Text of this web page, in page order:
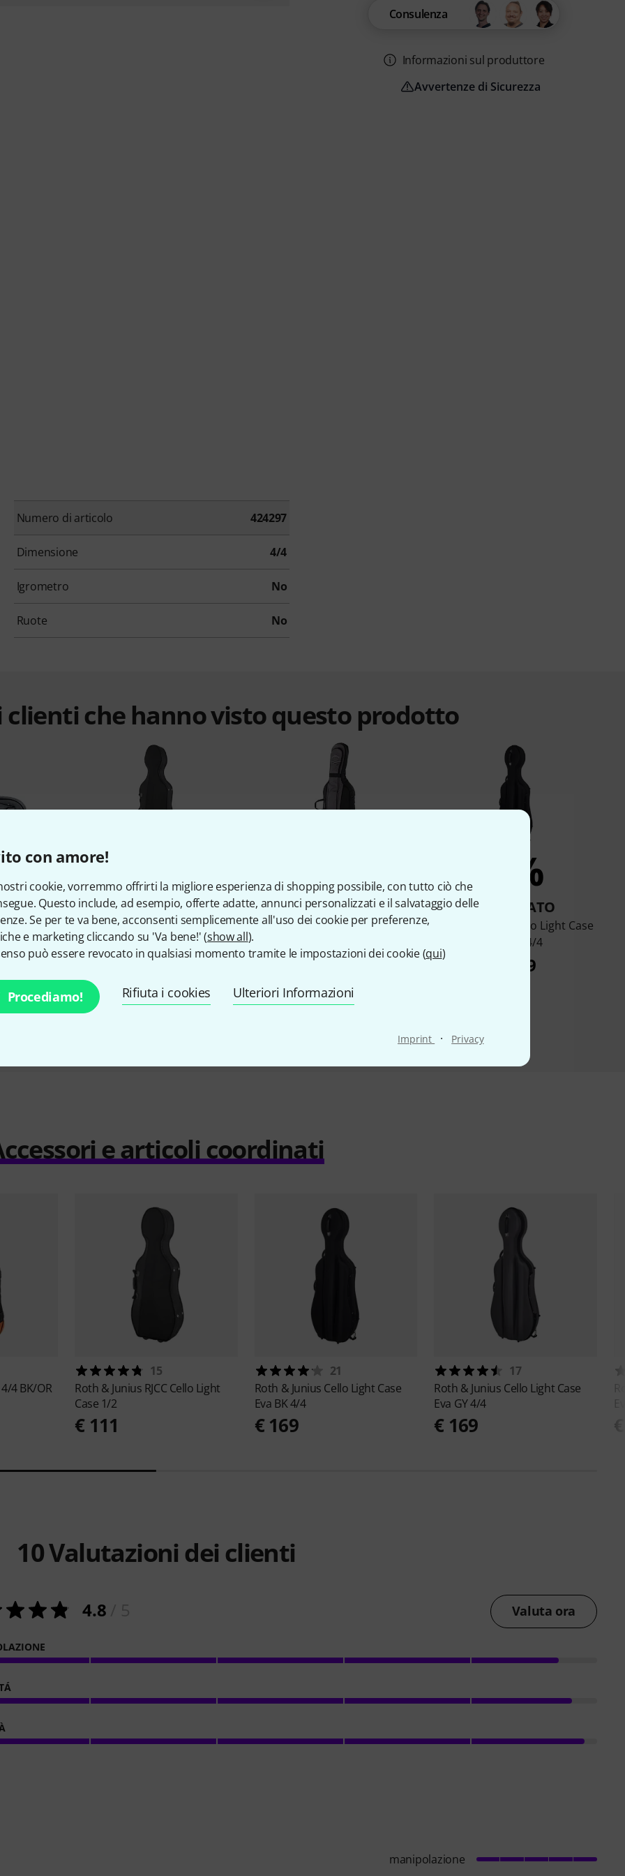
con amore!
cookie, vorremmo offrirti la migliore esperienza di shopping possibile, con tutto ciò che
Questo include, ad esempio, offerte adatte, annunci personalizzati e il salvataggio delle
Se per te va bene, acconsenti semplicemente all'uso dei cookie per preferenze,
e marketing cliccando su 'Va bene!' (show all).
può essere revocato in qualsiasi momento tramite le impostazioni dei cookie (qui)
Procediamo! Rifiuta i cookies Ulteriori Informazioni
Imprint · Privacy
Numero di articolo 424297
Dimensione 4/4
Igrometro No
Ruote No
Consulenza
Informazioni sul produttore
Avvertenze di Sicurezza
clienti che hanno visto questo prodotto
Cello
15%
COMPRATO
Roth & Junius RJCC Cello Light
Case 4/4
€ 139
6%
COMPRATO
Roth & Junius CSB-01 4/4
€ 99
4%
COMPRATO
Roth & Junius Cello Light Case
Eva BK 4/4
€ 169
e articoli coordinati
4 BK/OR
15
Roth & Junius RJCC Cello Light
Case 1/2
€ 111
21
Roth & Junius Cello Light Case
Eva BK 4/4
€ 169
17
Roth & Junius Cello Light Case
Eva GY 4/4
€ 169
10Valutazioni dei clienti
4.8 Valuta ora
manipolazione